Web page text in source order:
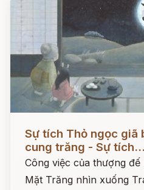
Sự tích Thỏ ngọc giã
cung trăng - Sự tích...
Công việc của thượng
Mặt Trăng nhìn xuống